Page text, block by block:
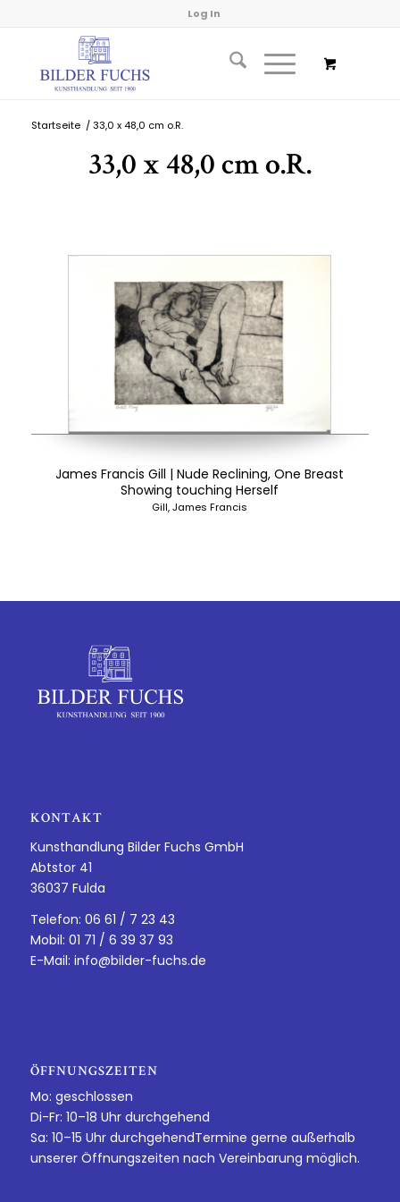
Log In
Startseite / 33,0 x 48,0 cm o.R.
33,0 x 48,0 cm o.R.
James Francis Gill | Nude Reclining, One Breast
Showing touching Herself
Gill, James Francis
KONTAKT
Kunsthandlung Bilder Fuchs GmbH
Abtstor 41
36037 Fulda
Telefon: 06 61 / 7 23 43
Mobil: 01 71 / 6 39 37 93
E-Mail: info@bilder-fuchs.de
ÖFFNUNGSZEITEN
Mo: geschlossen
Di-Fr: 10–18 Uhr durchgehend
Sa: 10–15 Uhr durchgehendTermine gerne außerhalb
unserer Öffnungszeiten nach Vereinbarung möglich.